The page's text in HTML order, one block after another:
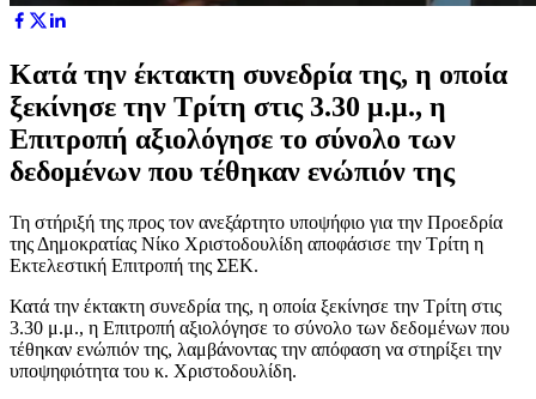
Κατά την έκτακτη συνεδρία της, η οποία
ξεκίνησε την Τρίτη στις 3.30 μ.μ., η
Επιτροπή αξιολόγησε το σύνολο των
δεδομένων που τέθηκαν ενώπιόν της
Τη στήριξή της προς τον ανεξάρτητο υποψήφιο για την Προεδρία
της Δημοκρατίας Νίκο Χριστοδουλίδη αποφάσισε την Τρίτη η
Εκτελεστική Επιτροπή της ΣΕΚ.
Κατά την έκτακτη συνεδρία της, η οποία ξεκίνησε την Τρίτη στις
3.30 μ.μ., η Επιτροπή αξιολόγησε το σύνολο των δεδομένων που
τέθηκαν ενώπιόν της, λαμβάνοντας την απόφαση να στηρίξει την
υποψηφιότητα του κ. Χριστοδουλίδη.